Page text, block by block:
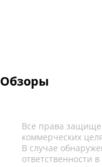
Обзоры
Все права
коммерческих
В случае
ответственности